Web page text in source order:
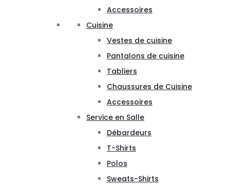
Accessoires
Cuisine
Vestes de cuisine
Pantalons de cuisine
Tabliers
Chaussures de Cuisine
Accessoires
Service en Salle
Débardeurs
T-Shirts
Polos
Sweats-Shirts